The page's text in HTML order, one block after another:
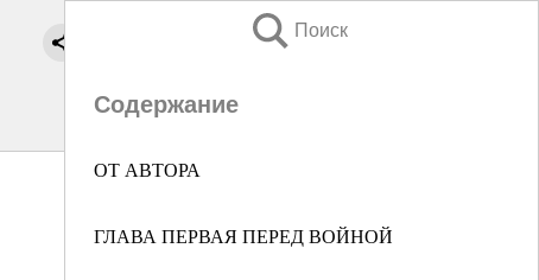
Поиск
Содержание
ОТ АВТОРА
ГЛАВА ПЕРВАЯ ПЕРЕД ВОЙНОЙ